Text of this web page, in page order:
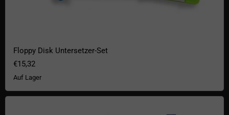
Floppy Disk Untersetzer-Set
€15,32
Auf Lager